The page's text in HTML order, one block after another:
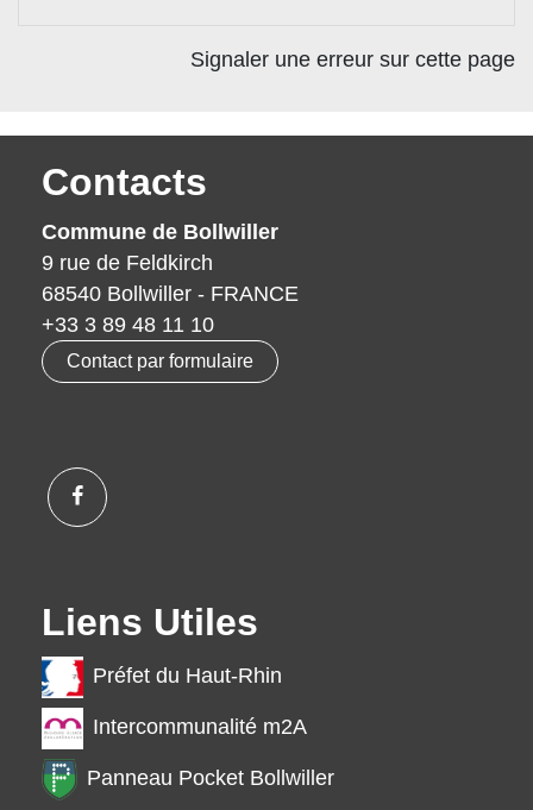
Signaler une erreur sur cette page
Contacts
Commune de Bollwiller
9 rue de Feldkirch
68540 Bollwiller - FRANCE
+33 3 89 48 11 10
Contact par formulaire
Liens Utiles
Préfet du Haut-Rhin
Intercommunalité m2A
Panneau Pocket Bollwiller